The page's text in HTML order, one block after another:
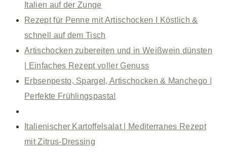
Italien auf der Zunge
Rezept für Penne mit Artischocken I Köstlich &
schnell auf dem Tisch
Artischocken zubereiten und in Weißwein dünsten
| Einfaches Rezept voller Genuss
Erbsenpesto, Spargel, Artischocken & Manchego |
Perfekte Frühlingspasta!
Italienischer Kartoffelsalat | Mediterranes Rezept
mit Zitrus-Dressing